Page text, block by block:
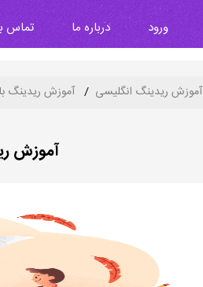
ورود درباره ما تماس
آموزش ریدینگ انگلیسی آموزش ریدینگ
آموزش